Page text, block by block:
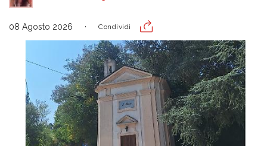
08 Agosto 2026 Condividi